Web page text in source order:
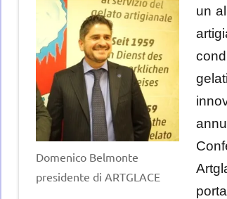
Domenico Belmonte
presidente di ARTGLACE
un